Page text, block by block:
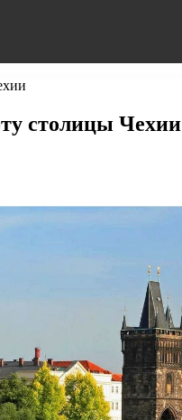
столицы Чехии